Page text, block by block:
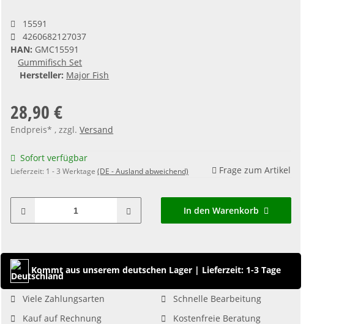
15591
4260682127037
HAN: GMC15591
Gummifisch Set
Hersteller: Major Fish
28,90 €
Endpreis* , zzgl.Versand
Sofort verfügbar
Lieferzeit: 1 - 3 Werktage(DE - Ausland abweichend) Frage zum Artikel
In den Warenkorb
Kommt aus unserem deutschen Lager | Lieferzeit: 1-3 Tage
Viele Zahlungsarten
Schnelle Bearbeitung
Kauf auf Rechnung
Kostenfreie Beratung